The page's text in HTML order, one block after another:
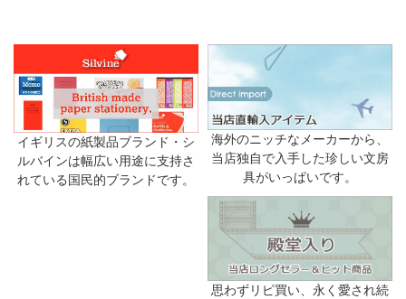
イギリスの紙製品ブランド・シ
ルバインは幅広い用途に支持さ
れている国民的ブランドです。
海外のニッチなメーカーから、
当店独自で入手した珍しい文房
具がいっぱいです。
思わずリピ買い、永く愛され続